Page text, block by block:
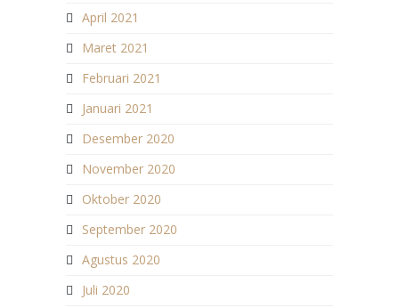
April 2021
Maret 2021
Februari 2021
Januari 2021
Desember 2020
November 2020
Oktober 2020
September 2020
Agustus 2020
Juli 2020